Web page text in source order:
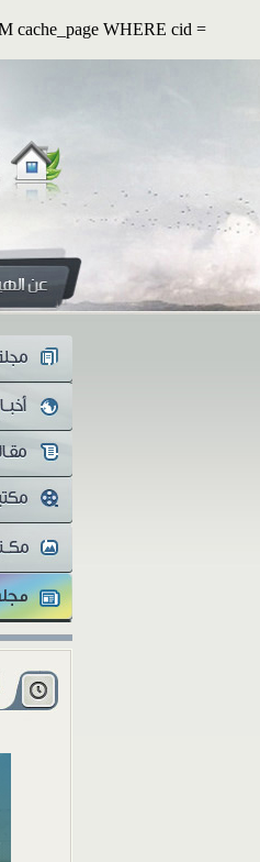
cache_page WHERE cid =
الأولى وأصلحوا ذات
مازال أهل العلم
والمثقفون تتفاوت أنظارهم...